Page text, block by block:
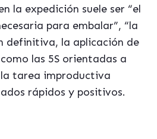
la expedición suele ser “el
para embalar”, “la
definitiva, la aplicación de
las 5S orientadas a
tarea improductiva
rápidos y positivos.